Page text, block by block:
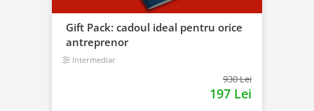
Gift Pack: cadoul ideal pentru orice
antreprenor
Intermediar
930 Lei
197 Lei